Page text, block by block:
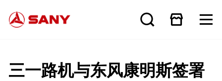
三一路机与东风康明斯签署